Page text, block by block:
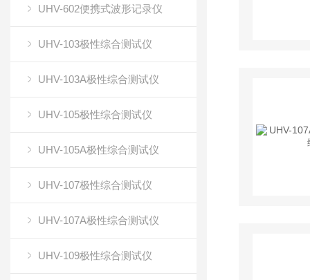
UHV-602便携式波形记录仪
UHV-103极性综合测试仪
UHV-103A极性综合测试仪
UHV-105极性综合测试仪
UHV-105A极性综合测试仪
UHV-107极性综合测试仪
UHV-107A极性综合测试仪
UHV-109极性综合测试仪